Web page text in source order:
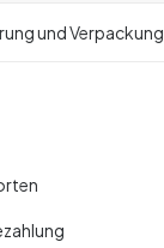
und Verpackung